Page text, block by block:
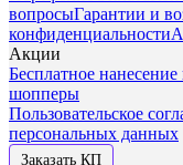
вопросыГарантии и
конфиденциальности
Акции
Бесплатное
шопперы
Пользовательское
персональных данных
Заказать КП